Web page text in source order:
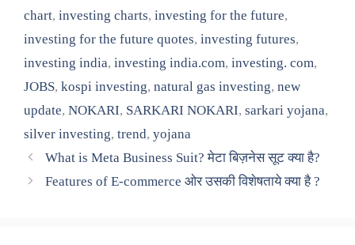
chart, investing charts, investing for the future,
investing for the future quotes, investing futures,
investing india, investing india.com, investing. com,
JOBS, kospi investing, natural gas investing, new
update, NOKARI, SARKARI NOKARI, sarkari yojana,
silver investing, trend, yojana
What is Meta Business Suit? मेटा बिज़नेस सूट क्या है?
Features of E-commerce ओर उसकी विशेषताये क्या है ?